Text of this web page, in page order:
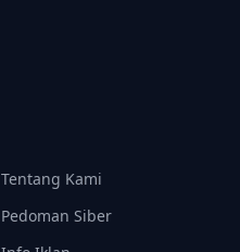
Tentang Kami
Pedoman Siber